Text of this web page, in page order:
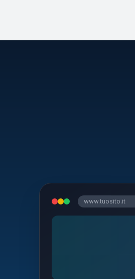
www.tuosito.it